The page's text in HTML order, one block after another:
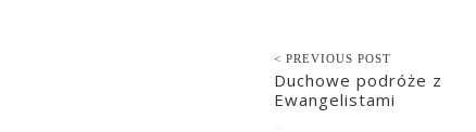
< PREVIOUS POST
Duchowe podróże z
Ewangelistami